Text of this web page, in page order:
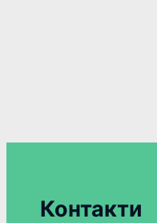
Контакти